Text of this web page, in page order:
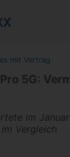
mit Vertrag
5G:
im
Vergleich